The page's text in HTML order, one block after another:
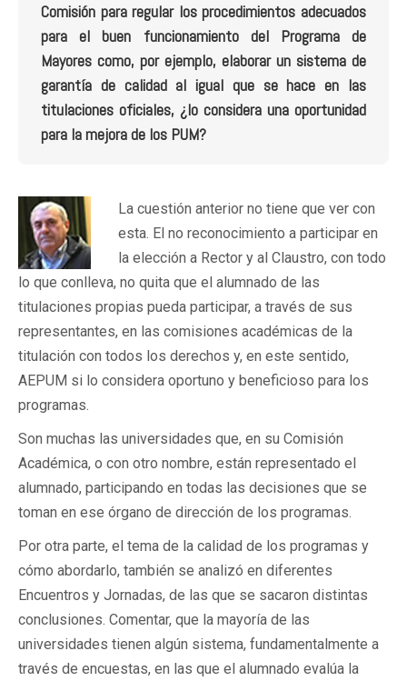
Comisión para regular los procedimientos adecuados
para el buen funcionamiento del Programa de
Mayores como, por ejemplo, elaborar un sistema de
garantía de calidad al igual que se hace en las
titulaciones oficiales, ¿lo considera una oportunidad
para la mejora de los PUM?
La cuestión anterior no tiene que ver con
esta. El no reconocimiento a participar en
la elección a Rector y al Claustro, con todo
lo que conlleva, no quita que el alumnado de las
titulaciones propias pueda participar, a través de sus
representantes, en las comisiones académicas de la
titulación con todos los derechos y, en este sentido,
AEPUM si lo considera oportuno y beneficioso para los
programas.
Son muchas las universidades que, en su Comisión
Académica, o con otro nombre, están representado el
alumnado, participando en todas las decisiones que se
toman en ese órgano de dirección de los programas.
Por otra parte, el tema de la calidad de los programas y
cómo abordarlo, también se analizó en diferentes
Encuentros y Jornadas, de las que se sacaron distintas
conclusiones. Comentar, que la mayoría de las
universidades tienen algún sistema, fundamentalmente a
través de encuestas, en las que el alumnado evalúa la